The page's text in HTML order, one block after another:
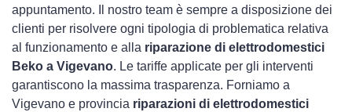
appuntamento. Il nostro team è sempre a disposizione dei
clienti per risolvere ogni tipologia di problematica relativa
al funzionamento e alla riparazione di elettrodomestici
Beko a Vigevano. Le tariffe applicate per gli interventi
garantiscono la massima trasparenza. Forniamo a
Vigevano e provincia riparazioni di elettrodomestici